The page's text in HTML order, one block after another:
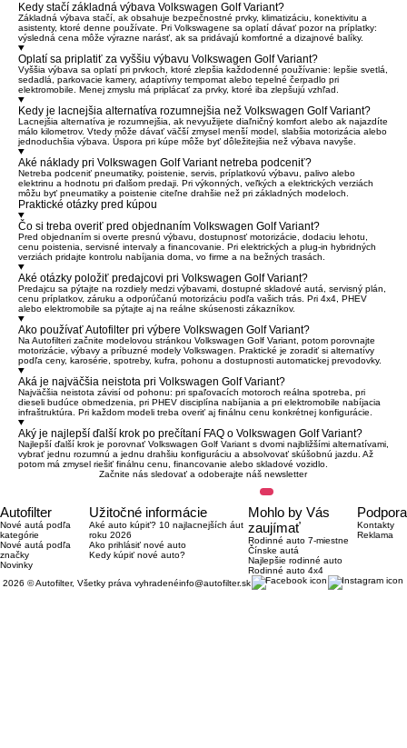
Kedy stačí základná výbava Volkswagen Golf Variant?
Základná výbava stačí, ak obsahuje bezpečnostné prvky, klimatizáciu, konektivitu a
asistenty, ktoré denne používate. Pri Volkswagene sa oplatí dávať pozor na príplatky:
výsledná cena môže výrazne narásť, ak sa pridávajú komfortné a dizajnové balíky.
Oplatí sa priplatiť za vyššiu výbavu Volkswagen Golf Variant?
Vyššia výbava sa oplatí pri prvkoch, ktoré zlepšia každodenné používanie: lepšie svetlá,
sedadlá, parkovacie kamery, adaptívny tempomat alebo tepelné čerpadlo pri
elektromobile. Menej zmyslu má priplácať za prvky, ktoré iba zlepšujú vzhľad.
Kedy je lacnejšia alternatíva rozumnejšia než Volkswagen Golf Variant?
Lacnejšia alternatíva je rozumnejšia, ak nevyužijete diaľničný komfort alebo ak najazdíte
málo kilometrov. Vtedy môže dávať väčší zmysel menší model, slabšia motorizácia alebo
jednoduchšia výbava. Úspora pri kúpe môže byť dôležitejšia než výbava navyše.
Aké náklady pri Volkswagen Golf Variant netreba podceniť?
Netreba podceniť pneumatiky, poistenie, servis, príplatkovú výbavu, palivo alebo
elektrinu a hodnotu pri ďalšom predaji. Pri výkonných, veľkých a elektrických verziách
môžu byť pneumatiky a poistenie citeľne drahšie než pri základných modeloch.
Praktické otázky pred kúpou
Čo si treba overiť pred objednaním Volkswagen Golf Variant?
Pred objednaním si overte presnú výbavu, dostupnosť motorizácie, dodaciu lehotu,
cenu poistenia, servisné intervaly a financovanie. Pri elektrických a plug-in hybridných
verziách pridajte kontrolu nabíjania doma, vo firme a na bežných trasách.
Aké otázky položiť predajcovi pri Volkswagen Golf Variant?
Predajcu sa pýtajte na rozdiely medzi výbavami, dostupné skladové autá, servisný plán,
cenu príplatkov, záruku a odporúčanú motorizáciu podľa vašich trás. Pri 4x4, PHEV
alebo elektromobile sa pýtajte aj na reálne skúsenosti zákazníkov.
Ako používať Autofilter pri výbere Volkswagen Golf Variant?
Na Autofilteri začnite modelovou stránkou Volkswagen Golf Variant, potom porovnajte
motorizácie, výbavy a príbuzné modely Volkswagen. Praktické je zoradiť si alternatívy
podľa ceny, karosérie, spotreby, kufra, pohonu a dostupnosti automatickej prevodovky.
Aká je najväčšia neistota pri Volkswagen Golf Variant?
Najväčšia neistota závisí od pohonu: pri spaľovacích motoroch reálna spotreba, pri
dieseli budúce obmedzenia, pri PHEV disciplína nabíjania a pri elektromobile nabíjacia
infraštruktúra. Pri každom modeli treba overiť aj finálnu cenu konkrétnej konfigurácie.
Aký je najlepší ďalší krok po prečítaní FAQ o Volkswagen Golf Variant?
Najlepší ďalší krok je porovnať Volkswagen Golf Variant s dvomi najbližšími alternatívami,
vybrať jednu rozumnú a jednu drahšiu konfiguráciu a absolvovať skúšobnú jazdu. Až
potom má zmysel riešiť finálnu cenu, financovanie alebo skladové vozidlo.
Začnite nás sledovať a odoberajte náš newsletter
Autofilter
Nové autá podľa
kategórie
Nové autá podľa
značky
Novinky
Užitočné informácie
Aké auto kúpiť? 10 najlacnejších áut
roku 2026
Ako prihlásiť nové auto
Kedy kúpiť nové auto?
Mohlo by Vás
zaujímať
Rodinné auto 7-miestne
Čínske autá
Najlepšie rodinné auto
Rodinné auto 4x4
Podpora
Kontakty
Reklama
2026 © Autofilter, Všetky práva vyhradenéinfo@autofilter.sk